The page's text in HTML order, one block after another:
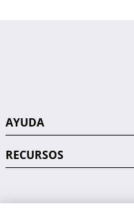
AYUDA
RECURSOS